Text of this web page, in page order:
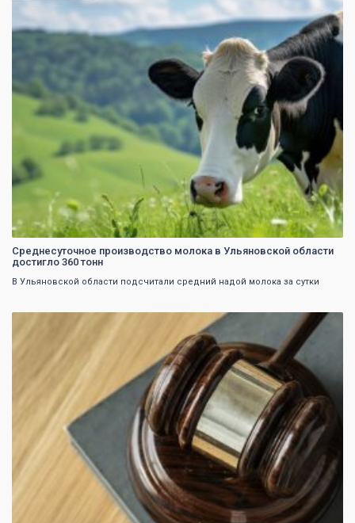
Среднесуточное производство молока в Ульяновской области
достигло 360 тонн
В Ульяновской области подсчитали средний надой молока за сутки